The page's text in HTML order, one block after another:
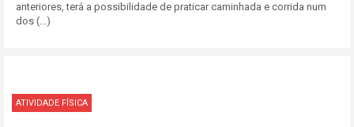
anteriores, terá a possibilidade de praticar caminhada e corrida num
dos (...)
ATIVIDADE FÍSICA